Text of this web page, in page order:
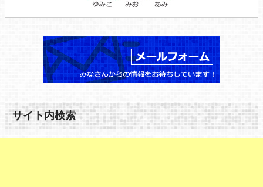
サイト内検索